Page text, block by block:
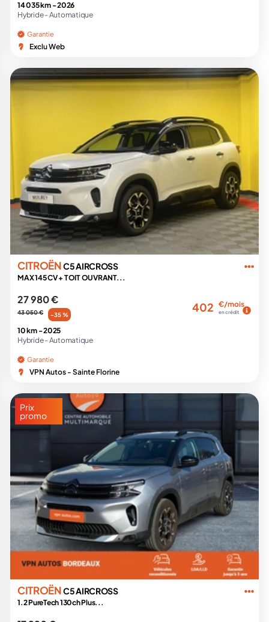
14 035 km -2026
Hybride - Automatique
Garantie
Exclu Web
CITROËNC5 AIRCROSS
MAX 145 CV + TOIT OUVRANT...
27 980 €
43 050 € -35 %
402 €/mois
en crédit
10 km -2025
Hybride - Automatique
Garantie
VPN Autos - Sainte Florine
Prix
promo
CITROËNC5 AIRCROSS
1.2 PureTech 130ch Plus...